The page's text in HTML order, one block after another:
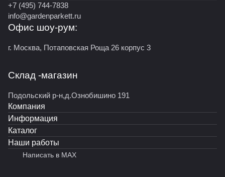
+7 (495) 744-7838
info@gardenparkett.ru
Офис шоу-рум:
г. Москва, Потаповская Роща 26 корпус 3
Склад -магазин
Подольский р-н,д.Ознобишино 191
Компания
Информация
Каталог
Наши работы
Написать в MAX